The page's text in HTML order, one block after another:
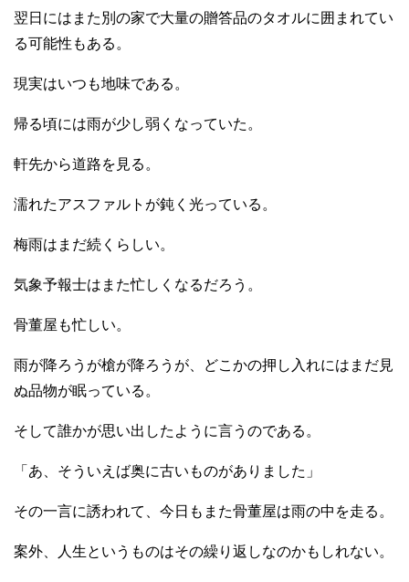
翌日にはまた別の家で大量の贈答品のタオルに囲まれてい
る可能性もある。
現実はいつも地味である。
帰る頃には雨が少し弱くなっていた。
軒先から道路を見る。
濡れたアスファルトが鈍く光っている。
梅雨はまだ続くらしい。
気象予報士はまた忙しくなるだろう。
骨董屋も忙しい。
雨が降ろうが槍が降ろうが、どこかの押し入れにはまだ見
ぬ品物が眠っている。
そして誰かが思い出したように言うのである。
「あ、そういえば奥に古いものがありました」
その一言に誘われて、今日もまた骨董屋は雨の中を走る。
案外、人生というものはその繰り返しなのかもしれない。